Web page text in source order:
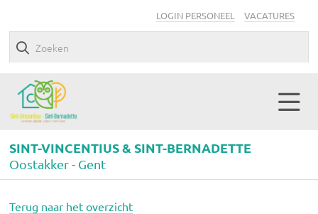
LOGIN PERSONEEL VACATURES
SINT-VINCENTIUS & SINT-BERNADETTE
Oostakker - Gent
Terug naar het overzicht